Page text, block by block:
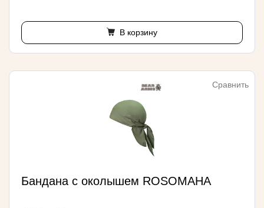
В корзину
Сравнить
Бандана с околышем ROSOMAHA